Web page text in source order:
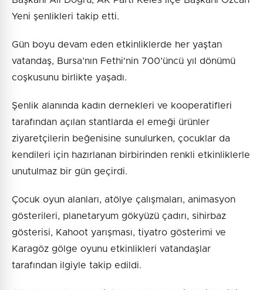
Yeni şenlikleri takip etti.
Gün boyu devam eden etkinliklerde her yaştan
vatandaş, Bursa’nın Fethi'nin 700’üncü yıl dönümü
coşkusunu birlikte yaşadı.
Şenlik alanında kadın dernekleri ve kooperatifleri
tarafından açılan stantlarda el emeği ürünler
ziyaretçilerin beğenisine sunulurken, çocuklar da
kendileri için hazırlanan birbirinden renkli etkinliklerle
unutulmaz bir gün geçirdi.
Çocuk oyun alanları, atölye çalışmaları, animasyon
gösterileri, planetaryum gökyüzü çadırı, sihirbaz
gösterisi, Kahoot yarışması, tiyatro gösterimi ve
Karagöz gölge oyunu etkinlikleri vatandaşlar
tarafından ilgiyle takip edildi.